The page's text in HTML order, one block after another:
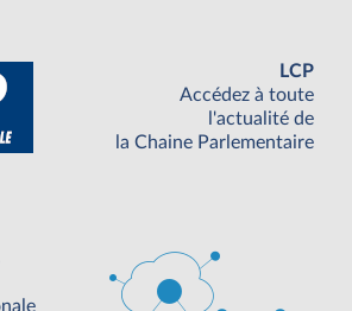
LCP
Accédez à toute
l'actualité de
la Chaine Parlementaire